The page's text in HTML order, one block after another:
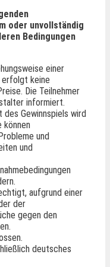
oder unvollständig
Bedingungen
einer
erfolgt keine
Die Teilnehmer
informiert.
Gewinnspiels wird
und
und
aufgrund einer
der
gegen den
deutsches